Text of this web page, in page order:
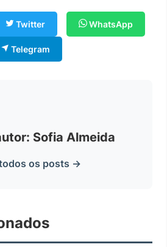
Twitter WhatsApp
Telegram
Sofia Almeida
os posts →